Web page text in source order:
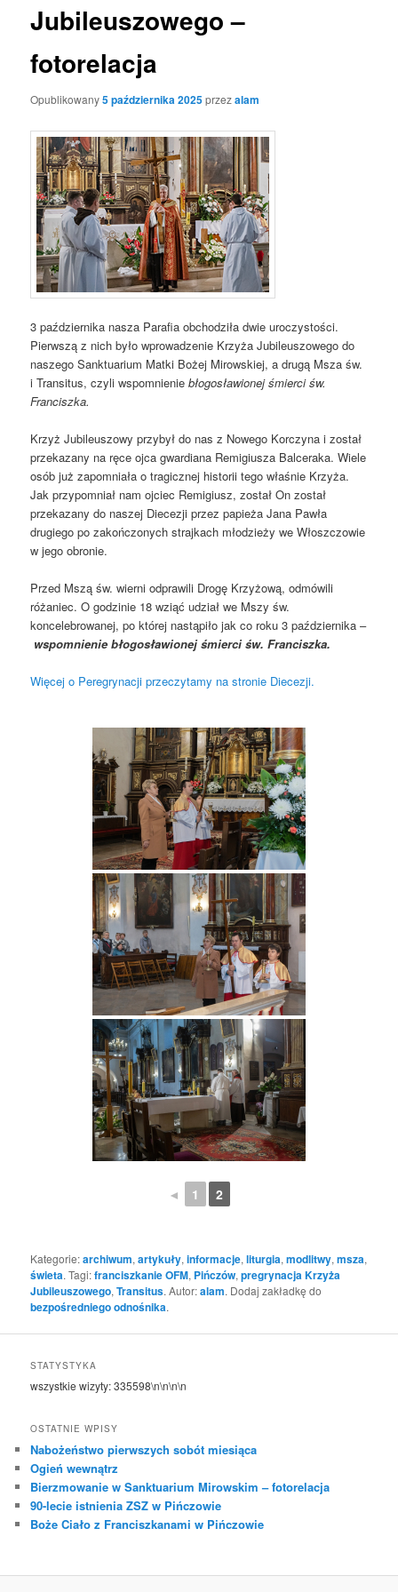
Jubileuszowego –
fotorelacja
Opublikowany5 października 2025przezalam
3 października nasza Parafia obchodziła dwie uroczystości.
Pierwszą z nich było wprowadzenie Krzyża Jubileuszowego do
naszego Sanktuarium Matki Bożej Mirowskiej, a drugą Msza św.
i Transitus, czyli wspomnieniebłogosławionej śmierci św.
Franciszka.
Krzyż Jubileuszowy przybył do nas z Nowego Korczyna i został
przekazany na ręce ojca gwardiana Remigiusza Balceraka. Wiele
osób już zapomniała o tragicznej historii tego właśnie Krzyża.
Jak przypomniał nam ojciec Remigiusz, został On został
przekazany do naszej Diecezji przez papieża Jana Pawła
drugiego po zakończonych strajkach młodzieży we Włoszczowie
w jego obronie.
Przed Mszą św. wierni odprawili Drogę Krzyżową, odmówili
różaniec. O godzinie 18 wziąć udział we Mszy św.
koncelebrowanej, po której nastąpiło jak co roku 3 października –
wspomnienie błogosławionej śmierci św. Franciszka.
Więcej o Peregrynacji przeczytamy na stronie Diecezji.
◄ 1 2
Kategorie:archiwum,artykuły,informacje,liturgia,modlitwy,msza,
świeta. Tagi:franciszkanie OFM, Pińczów,pregrynacja Krzyża
Jubileuszowego,Transitus. Autor:alam. Dodaj zakładkę do
bezpośredniego odnośnika.
STATYSTYKA
wszystkie wizyty:335598\n\n\n\n
OSTATNIE WPISY
Nabożeństwo pierwszych sobót miesiąca
Ogień wewnątrz
Bierzmowanie w Sanktuarium Mirowskim – fotorelacja
90-lecie istnienia ZSZ w Pińczowie
Boże Ciało z Franciszkanami w Pińczowie